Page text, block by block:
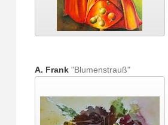
A. Frank"Blumenstrauß"